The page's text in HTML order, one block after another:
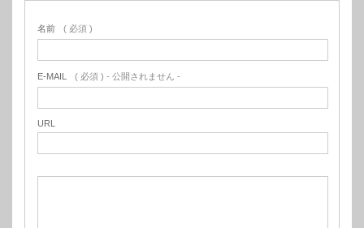
名前 ( 必須 )
E-MAIL ( 必須 ) - 公開されません -
URL